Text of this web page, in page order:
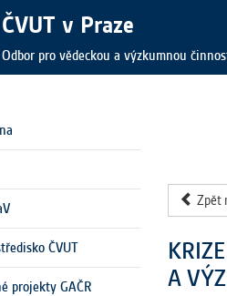
ČVUT v Praze
Odbor pro vědeckou a výzkumnou
ČVUT
projekty GAČR
Zpět
A